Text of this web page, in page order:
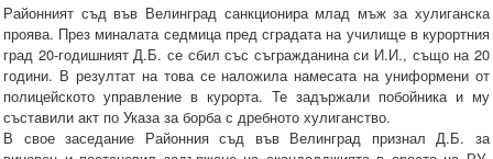
Районният съд във Велинград санкционира млад мъж за хулиганска
проява. През миналата седмица пред сградата на училище в курортния
град 20-годишният Д.Б. се сбил със съгражданина си И.И., също на 20
години. В резултат на това се наложила намесата на униформени от
полицейското управление в курорта. Те задържали побойника и му
съставили акт по Указа за борба с дребното хулиганство.
В свое заседание Районния съд във Велинград признал Д.Б. за